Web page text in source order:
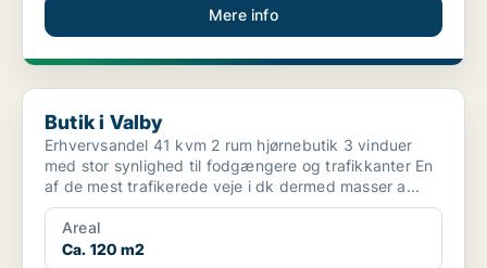
Mere info
Butik i Valby
Butik i Valby
Erhvervsandel 41 kvm 2 rum hjørnebutik 3 vinduer
med stor synlighed til fodgængere og trafikkanter En
af de mest trafikerede veje i dk dermed masser a...
Areal
Ca. 120 m2